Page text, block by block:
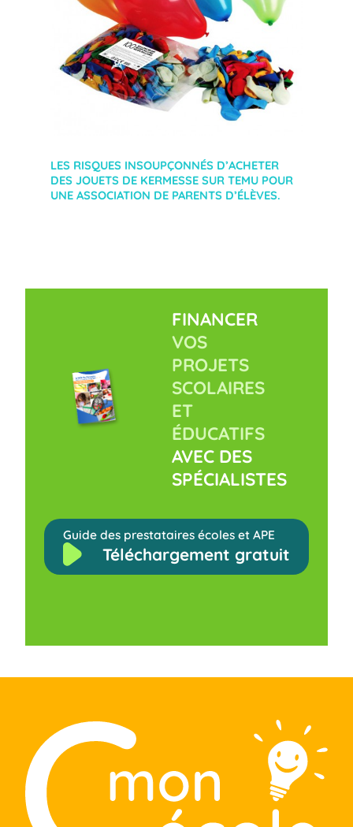
LES RISQUES INSOUPÇONNÉS D’ACHETER
DES JOUETS DE KERMESSE SUR TEMU POUR
UNE ASSOCIATION DE PARENTS D’ÉLÈVES.
FINANCER
VOS
PROJETS
SCOLAIRES
ET
ÉDUCATIFS
AVEC DES
SPÉCIALISTES
Guide des prestataires écoles et APE
Téléchargement gratuit